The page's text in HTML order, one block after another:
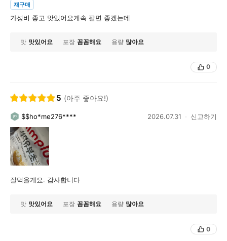
재구매
가성비 좋고 맛있어요계속 팔면 좋겠는데
맛 맛있어요 포장 꼼꼼해요 용량 많아요
0
5 (아주 좋아요!)
$$ho*me276**** 2026.07.31 신고하기
잘먹을게요. 감사합니다
맛 맛있어요 포장 꼼꼼해요 용량 많아요
0